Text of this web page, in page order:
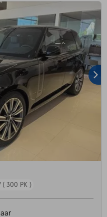
( 300 PK )